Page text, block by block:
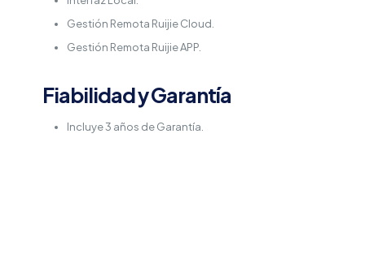
Gestión Remota Ruijie Cloud.
Gestión Remota Ruijie APP.
Fiabilidad y Garantía
Incluye 3 años de Garantía.